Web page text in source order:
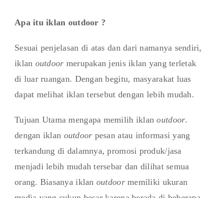
Apa itu iklan outdoor ?
Sesuai penjelasan di atas dan dari namanya sendiri,
iklan outdoor merupakan jenis iklan yang terletak
di luar ruangan. Dengan begitu, masyarakat luas
dapat melihat iklan tersebut dengan lebih mudah.
Tujuan Utama mengapa memilih iklanoutdoor.
dengan iklan outdoor pesan atau informasi yang
terkandung di dalamnya, promosi produk/jasa
menjadi lebih mudah tersebar dan dilihat semua
orang. Biasanya iklan outdoormemiliki ukuran